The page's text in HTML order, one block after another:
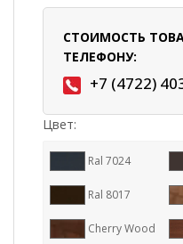
СТОИМОСТЬ
ТЕЛЕФОНУ:
+7 (4722)
Цвет:
Ral 7024
Ral 8017
Cherry Wood